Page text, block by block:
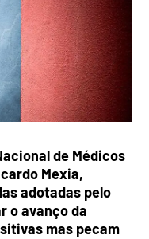
de Médicos
Mexia,
adotadas pelo
o avanço da
mas pecam